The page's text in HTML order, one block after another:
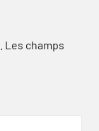
Les champs